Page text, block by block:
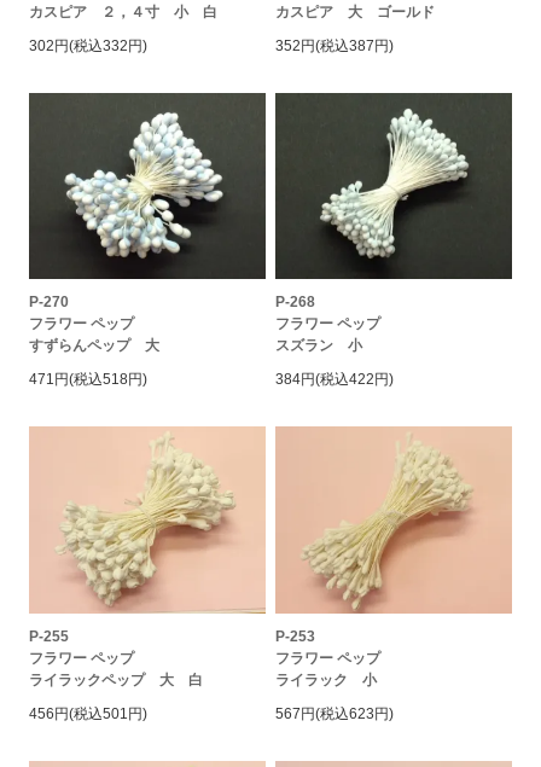
カスピア ２，４寸 小 白
302円(税込332円)
カスピア 大 ゴールド
352円(税込387円)
P-270
フラワー ペップ
すずらんペップ 大
471円(税込518円)
P-268
フラワー ペップ
スズラン 小
384円(税込422円)
P-255
フラワー ペップ
ライラックペップ 大 白
456円(税込501円)
P-253
フラワー ペップ
ライラック 小
567円(税込623円)